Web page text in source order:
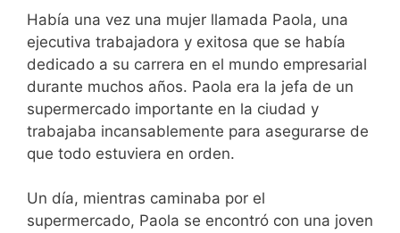
Había una vez una mujer llamada Paola, una
ejecutiva trabajadora y exitosa que se había
dedicado a su carrera en el mundo empresarial
durante muchos años. Paola era la jefa de un
supermercado importante en la ciudad y
trabajaba incansablemente para asegurarse de
que todo estuviera en orden.
Un día, mientras caminaba por el
supermercado, Paola se encontró con una joven